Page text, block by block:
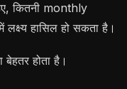
कितनी monthly
हासिल हो सकता है।
होता है।